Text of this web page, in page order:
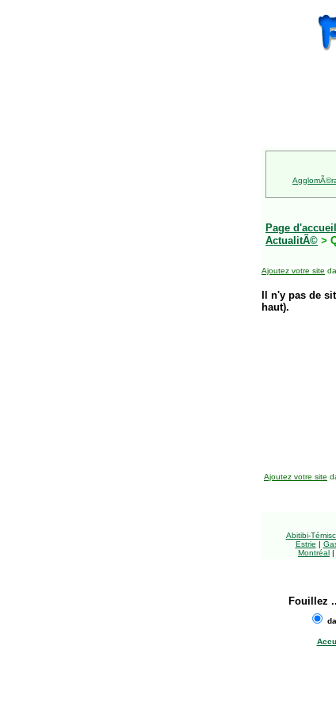
Page d'accueil
ActualitÃ© >
Ajoutez votre site
Il n'y pas de
haut).
Ajoutez votre site
Abitibi-
Estrie |
Montréal |
Fouillez